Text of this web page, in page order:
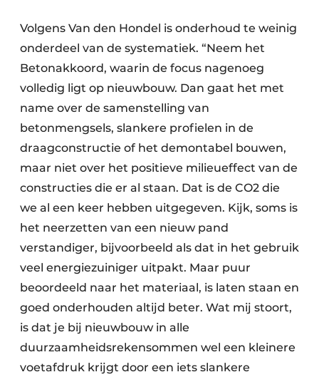
Volgens Van den Hondel is onderhoud te weinig
onderdeel van de systematiek. “Neem het
Betonakkoord, waarin de focus nagenoeg
volledig ligt op nieuwbouw. Dan gaat het met
name over de samenstelling van
betonmengsels, slankere profielen in de
draagconstructie of het demontabel bouwen,
maar niet over het positieve milieueffect van de
constructies die er al staan. Dat is de CO2 die
we al een keer hebben uitgegeven. Kijk, soms is
het neerzetten van een nieuw pand
verstandiger, bijvoorbeeld als dat in het gebruik
veel energiezuiniger uitpakt. Maar puur
beoordeeld naar het materiaal, is laten staan en
goed onderhouden altijd beter. Wat mij stoort,
is dat je bij nieuwbouw in alle
duurzaamheidsrekensommen wel een kleinere
voetafdruk krijgt door een iets slankere